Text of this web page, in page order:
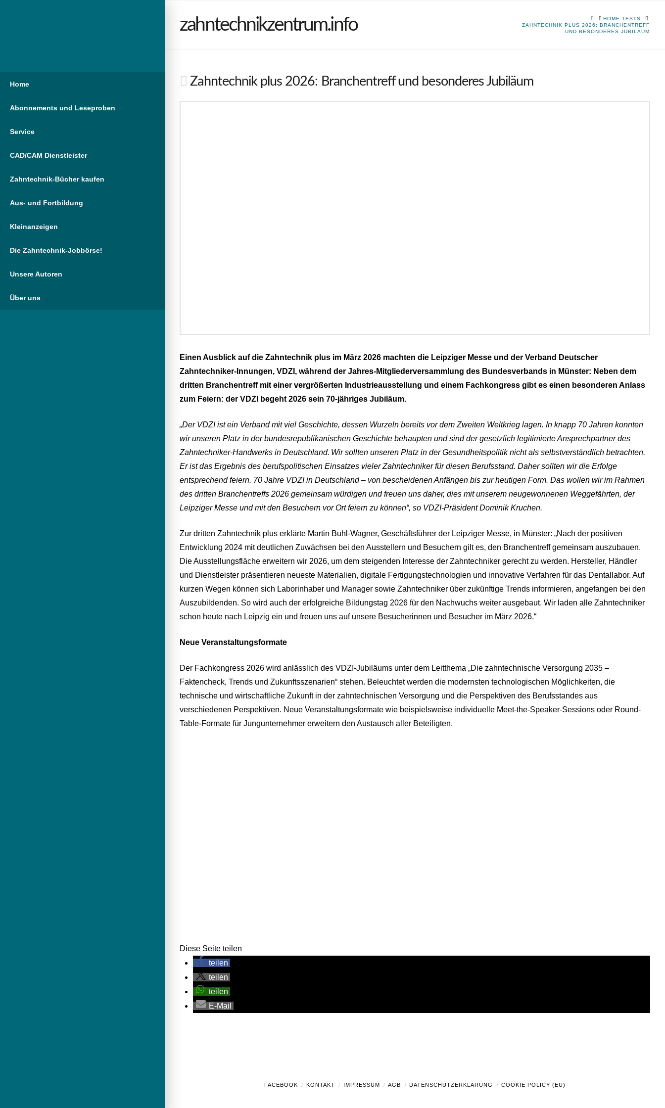
Home
Abonnements und Leseproben
Service
CAD/CAM Dienstleister
Zahntechnik-Bücher kaufen
Aus- und Fortbildung
Kleinanzeigen
Die Zahntechnik-Jobbörse!
Unsere Autoren
Über uns
zahntechnikzentrum.info HOMEHOME TESTS
ZAHNTECHNIK PLUS 2026: BRANCHENTREFF
UND BESONDERES JUBILÄUM
Zahntechnik plus 2026: Branchentreff und besonderes Jubiläum
Einen Ausblick auf die Zahntechnik plus im März 2026 machten die Leipziger Messe und der Verband Deutscher
Zahntechniker-Innungen, VDZI, während der Jahres-Mitgliederversammlung des Bundesverbands in Münster: Neben dem
dritten Branchentreff mit einer vergrößerten Industrieausstellung und einem Fachkongress gibt es einen besonderen Anlass
zum Feiern: der VDZI begeht 2026 sein 70-jähriges Jubiläum.
„Der VDZI ist ein Verband mit viel Geschichte, dessen Wurzeln bereits vor dem Zweiten Weltkrieg lagen. In knapp 70 Jahren konnten
wir unseren Platz in der bundesrepublikanischen Geschichte behaupten und sind der gesetzlich legitimierte Ansprechpartner des
Zahntechniker-Handwerks in Deutschland. Wir sollten unseren Platz in der Gesundheitspolitik nicht als selbstverständlich betrachten.
Er ist das Ergebnis des berufspolitischen Einsatzes vieler Zahntechniker für diesen Berufsstand. Daher sollten wir die Erfolge
entsprechend feiern. 70 Jahre VDZI in Deutschland – von bescheidenen Anfängen bis zur heutigen Form. Das wollen wir im Rahmen
des dritten Branchentreffs 2026 gemeinsam würdigen und freuen uns daher, dies mit unserem neugewonnenen Weggefährten, der
Leipziger Messe und mit den Besuchern vor Ort feiern zu können“, so VDZI-Präsident Dominik Kruchen.
Zur dritten Zahntechnik plus erklärte Martin Buhl-Wagner, Geschäftsführer der Leipziger Messe, in Münster: „Nach der positiven
Entwicklung 2024 mit deutlichen Zuwächsen bei den Ausstellern und Besuchern gilt es, den Branchentreff gemeinsam auszubauen.
Die Ausstellungsfläche erweitern wir 2026, um dem steigenden Interesse der Zahntechniker gerecht zu werden. Hersteller, Händler
und Dienstleister präsentieren neueste Materialien, digitale Fertigungstechnologien und innovative Verfahren für das Dentallabor. Auf
kurzen Wegen können sich Laborinhaber und Manager sowie Zahntechniker über zukünftige Trends informieren, angefangen bei den
Auszubildenden. So wird auch der erfolgreiche Bildungstag 2026 für den Nachwuchs weiter ausgebaut. Wir laden alle Zahntechniker
schon heute nach Leipzig ein und freuen uns auf unsere Besucherinnen und Besucher im März 2026.“
Neue Veranstaltungsformate
Der Fachkongress 2026 wird anlässlich des VDZI-Jubiläums unter dem Leitthema „Die zahntechnische Versorgung 2035 –
Faktencheck, Trends und Zukunftsszenarien“ stehen. Beleuchtet werden die modernsten technologischen Möglichkeiten, die
technische und wirtschaftliche Zukunft in der zahntechnischen Versorgung und die Perspektiven des Berufsstandes aus
verschiedenen Perspektiven. Neue Veranstaltungsformate wie beispielsweise individuelle Meet-the-Speaker-Sessions oder Round-
Table-Formate für Jungunternehmer erweitern den Austausch aller Beteiligten.
Diese Seite teilen
teilen
teilen
teilen
E-Mail
FACEBOOK KONTAKT IMPRESSUM AGB DATENSCHUTZERKLÄRUNG COOKIE POLICY (EU)